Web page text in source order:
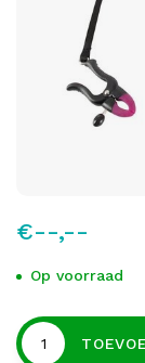
€--,--
Op voorraad